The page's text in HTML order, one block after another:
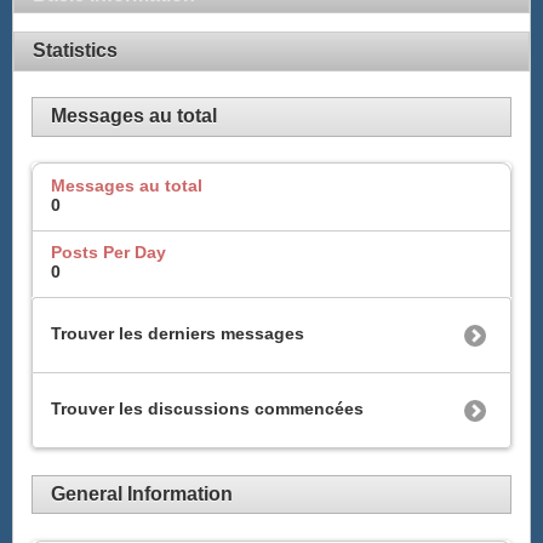
Statistics
Messages au total
Messages au total
0
Posts Per Day
0
Trouver les derniers messages
Trouver les discussions commencées
General Information